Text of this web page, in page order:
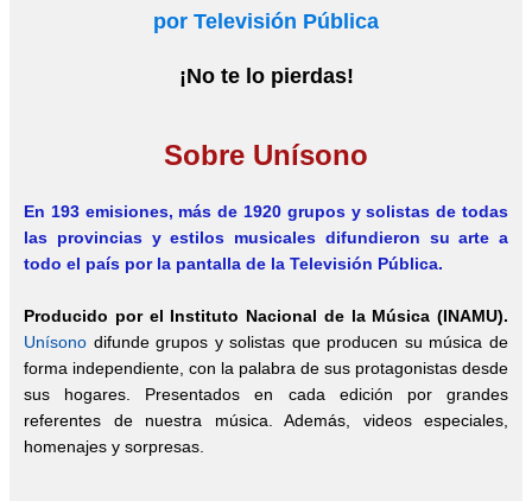
por Televisión Pública
¡No te lo pierdas!
Sobre Unísono
En 193 emisiones, más de 1920 grupos y solistas de todas
las provincias y estilos musicales difundieron su arte a
todo el país por la pantalla de la Televisión Pública.
Producido por el Instituto Nacional de la Música (INAMU).
Unísono difunde grupos y solistas que producen su música de
forma independiente, con la palabra de sus protagonistas desde
sus hogares. Presentados en cada edición por grandes
referentes de nuestra música. Además, videos especiales,
homenajes y sorpresas.